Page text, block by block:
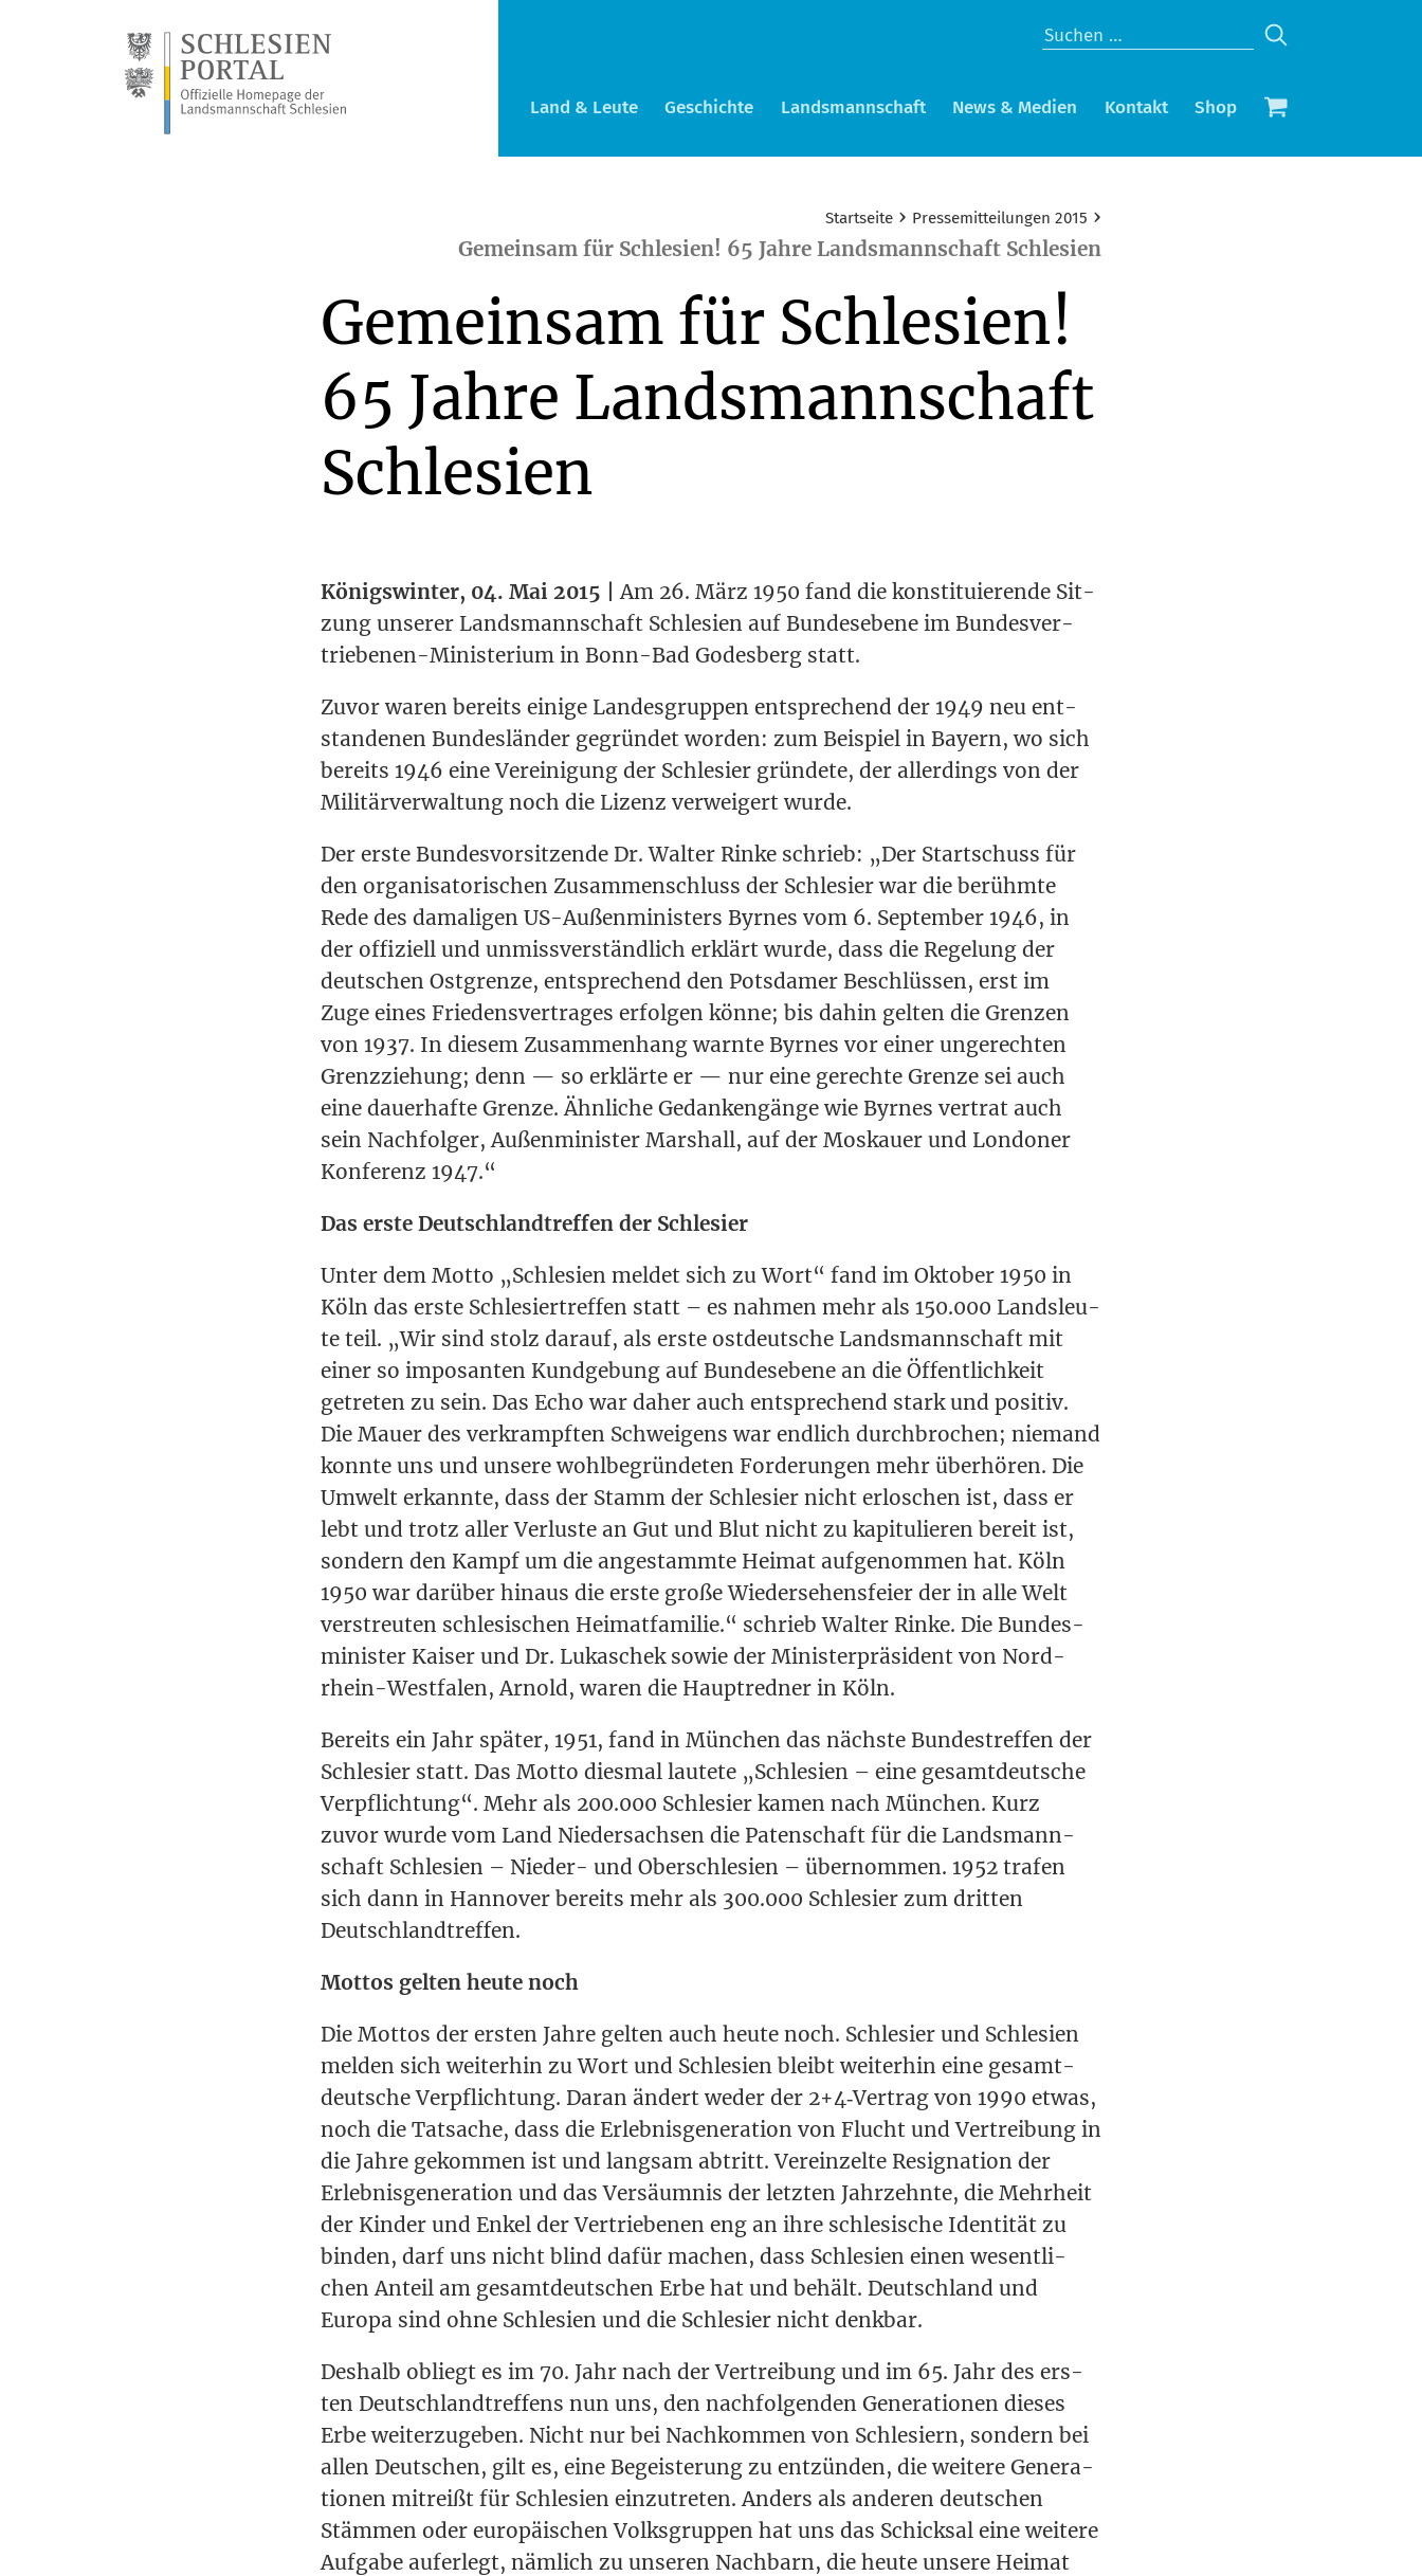
Land & Leute Geschichte Landsmannschaft News & Medien Kontakt Shop
Startseite › Pressemitteilungen 2015 ›
Gemeinsam für Schlesien! 65 Jahre Landsmannschaft Schlesien
Gemeinsam für Schlesien!
65 Jahre Landsmannschaft
Schlesien
Königs­win­ter, 04. Mai 2015 |
Am 26. März 1950 fand die kon­sti­tu­ie­ren­de Sit­
zung unse­rer Lands­mann­schaft Schle­si­en auf Bun­des­ebe­ne im Bun­des­ver­
trie­be­nen-Minis­te­ri­um in Bonn-Bad Godes­berg statt.
Zuvor waren bereits eini­ge Lan­des­grup­pen ent­spre­chend der 1949 neu ent­
stan­de­nen Bun­des­län­der gegrün­det wor­den: zum Bei­spiel in Bay­ern, wo sich
bereits 1946 eine Ver­ei­ni­gung der Schle­si­er grün­de­te, der aller­dings von der
Mili­tär­ver­wal­tung noch die Lizenz ver­wei­gert wurde.
Der ers­te Bun­des­vor­sit­zen­de Dr. Wal­ter Rin­ke schrieb: „Der Start­schuss für
den orga­ni­sa­to­ri­schen Zusam­men­schluss der Schle­si­er war die berühm­te
Rede des dama­li­gen US-Außen­mi­nis­ters Byr­nes vom 6. Sep­tem­ber 1946, in
der offi­zi­ell und unmiss­ver­ständ­lich erklärt wur­de, dass die Rege­lung der
deut­schen Ost­gren­ze, ent­spre­chend den Pots­da­mer Beschlüs­sen, erst im
Zuge eines Frie­dens­ver­tra­ges erfol­gen kön­ne; bis dahin gel­ten die Gren­zen
von 1937. In die­sem Zusam­men­hang warn­te Byr­nes vor einer unge­rech­ten
Grenz­zie­hung; denn — so erklär­te er — nur eine gerech­te Gren­ze sei auch
eine dau­er­haf­te Gren­ze. Ähn­li­che Gedan­ken­gän­ge wie Byr­nes ver­trat auch
sein Nach­fol­ger, Außen­mi­nis­ter Mar­shall, auf der Mos­kau­er und Lon­do­ner
Kon­fe­renz 1947.“
Das ers­te Deutsch­land­tref­fen der Schlesier
Unter dem Mot­to „Schle­si­en mel­det sich zu Wort“ fand im Okto­ber 1950 in
Köln das ers­te Schle­si­er­tref­fen statt – es nah­men mehr als 150.000 Lands­leu­
te teil. „Wir sind stolz dar­auf, als ers­te ost­deut­sche Lands­mann­schaft mit
einer so impo­san­ten Kund­ge­bung auf Bun­des­ebe­ne an die Öffent­lich­keit
getre­ten zu sein. Das Echo war daher auch ent­spre­chend stark und posi­tiv.
Die Mau­er des ver­krampf­ten Schwei­gens war end­lich durch­bro­chen; nie­mand
konn­te uns und unse­re wohl­be­grün­de­ten For­de­run­gen mehr über­hö­ren. Die
Umwelt erkann­te, dass der Stamm der Schle­si­er nicht erlo­schen ist, dass er
lebt und trotz aller Ver­lus­te an Gut und Blut nicht zu kapi­tu­lie­ren bereit ist,
son­dern den Kampf um die ange­stamm­te Hei­mat auf­ge­nom­men hat. Köln
1950 war dar­über hin­aus die ers­te gro­ße Wie­der­se­hens­fei­er der in alle Welt
ver­streu­ten schle­si­schen Hei­mat­fa­mi­lie.“ schrieb Wal­ter Rin­ke. Die Bun­des­
mi­nis­ter Kai­ser und Dr. Lukaschek sowie der Minis­ter­prä­si­dent von Nord­
rhein-West­fa­len, Arnold, waren die Haupt­red­ner in Köln.
Bereits ein Jahr spä­ter, 1951, fand in Mün­chen das nächs­te Bun­des­tref­fen der
Schle­si­er statt. Das Mot­to dies­mal lau­te­te „Schle­si­en – eine gesamt­deut­sche
Ver­pflich­tung“. Mehr als 200.000 Schle­si­er kamen nach Mün­chen. Kurz
zuvor wur­de vom Land Nie­der­sach­sen die Paten­schaft für die Lands­mann­
schaft Schle­si­en – Nie­der- und Ober­schle­si­en – über­nom­men. 1952 tra­fen
sich dann in Han­no­ver bereits mehr als 300.000 Schle­si­er zum drit­ten
Deutschlandtreffen.
Mot­tos gel­ten heu­te noch
Die Mot­tos der ers­ten Jah­re gel­ten auch heu­te noch. Schle­si­er und Schle­si­en
mel­den sich wei­ter­hin zu Wort und Schle­si­en bleibt wei­ter­hin eine gesamt­
deut­sche Ver­pflich­tung. Dar­an ändert weder der 2+4‑Vertrag von 1990 etwas,
noch die Tat­sa­che, dass die Erleb­nis­ge­ne­ra­ti­on von Flucht und Ver­trei­bung in
die Jah­re gekom­men ist und lang­sam abtritt. Ver­ein­zel­te Resi­gna­ti­on der
Erleb­nis­ge­ne­ra­ti­on und das Ver­säum­nis der letz­ten Jahr­zehn­te, die Mehr­heit
der Kin­der und Enkel der Ver­trie­be­nen eng an ihre schle­si­sche Iden­ti­tät zu
bin­den, darf uns nicht blind dafür machen, dass Schle­si­en einen wesent­li­
chen Anteil am gesamt­deut­schen Erbe hat und behält. Deutsch­land und
Euro­pa sind ohne Schle­si­en und die Schle­si­er nicht denkbar.
Des­halb obliegt es im 70. Jahr nach der Ver­trei­bung und im 65. Jahr des ers­
ten Deutsch­land­tref­fens nun uns, den nach­fol­gen­den Gene­ra­tio­nen die­ses
Erbe wei­ter­zu­ge­ben. Nicht nur bei Nach­kom­men von Schle­si­ern, son­dern bei
allen Deut­schen, gilt es, eine Begeis­te­rung zu ent­zün­den, die wei­te­re Gene­ra­
tio­nen mit­reißt für Schle­si­en ein­zu­tre­ten. Anders als ande­ren deut­schen
Stäm­men oder euro­päi­schen Volks­grup­pen hat uns das Schick­sal eine wei­te­re
Auf­ga­be auf­er­legt, näm­lich zu unse­ren Nach­barn, die heu­te unse­re Hei­mat